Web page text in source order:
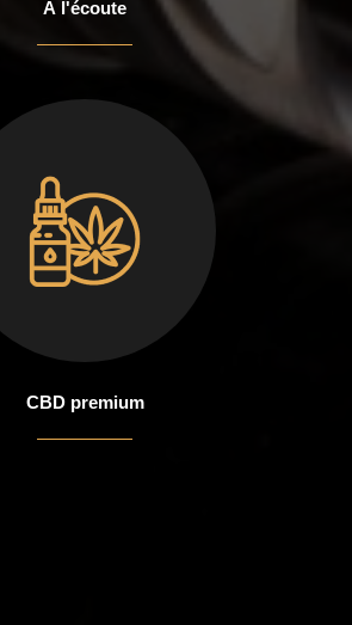
À l'écoute
CBD premium